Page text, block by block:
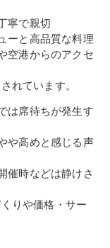
寧で親切
ーと高品質な料理
空港からのアクセ
れています。
は席待ちが発生す
や高めと感じる声
催時などは静けさ
りや価格・サー